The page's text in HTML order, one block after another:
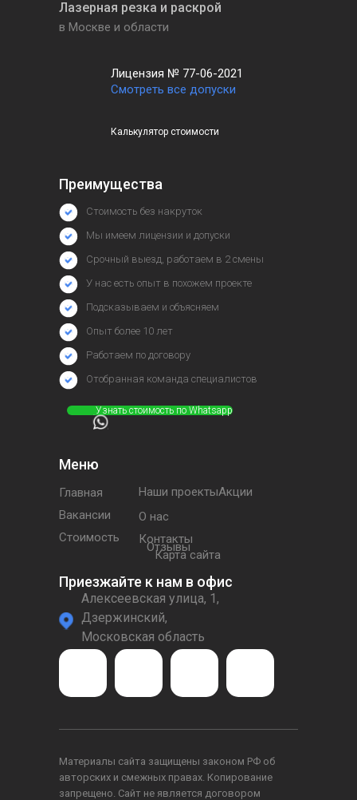
Лазерная резка и раскрой
Алексеевская улица, 1,
Дзержинский,
Московская область
Меню
Главная
Вакансии
Стоимость
Наши проектыАкции
О нас
Контакты
Преимущества
Приезжайте к нам в офис
Стоимость без накруток
Мы имеем лицензии и допуски
Срочный выезд, работаем в 2 смены
У нас есть опыт в похожем проекте
Подсказываем и объясняем
Опыт более 10 лет
Работаем по договору
в Москве и области
⠀⠀⠀⠀Узнать стоимость по Whatsapp
Лицензия № 77-06-2021
Смотреть все допуски
Калькулятор стоимости
Материалы сайта защищены законом РФ об
авторских и смежных правах. Копирование
запрещено. Сайт не является договором
Отобранная команда специалистов
Отзывы
Карта сайта